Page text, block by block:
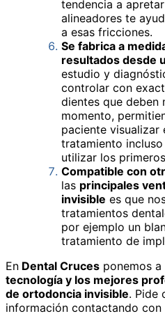
tendencia a
alineadores te
a esas fricciones.
Se fabrica a
resultados desde
estudio y
controlar con
dientes que deben
momento,
paciente visualizar
tratamiento
utilizar los
Compatible con
las principales
invisible es que
tratamientos
por ejemplo un
tratamiento de
En Dental Cruces ponemos
tecnología y los mejores
de ortodoncia invisible. Pide
información contactando con